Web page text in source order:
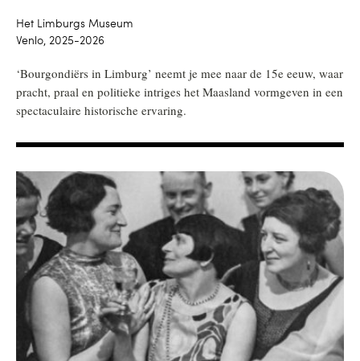
Het Limburgs Museum
Venlo, 2025-2026
‘Bourgondiërs in Limburg’ neemt je mee naar de 15e eeuw, waar
pracht, praal en politieke intriges het Maasland vormgeven in een
spectaculaire historische ervaring.